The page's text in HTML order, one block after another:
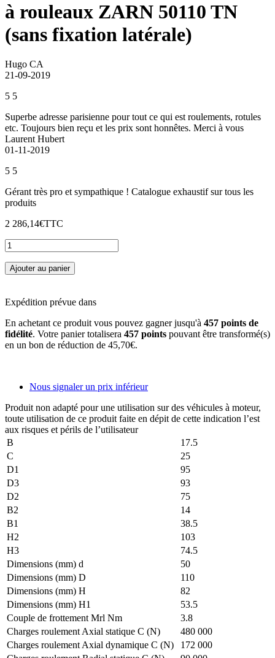
à rouleaux ZARN 50110 TN
(sans fixation latérale)
Hugo CA
21-09-2019
5 5
Superbe adresse parisienne pour tout ce qui est roulements, rotules
etc. Toujours bien reçu et les prix sont honnêtes. Merci à vous
Laurent Hubert
01-11-2019
5 5
Gérant très pro et sympathique ! Catalogue exhaustif sur tous les
produits
2 286,14€TTC
Ajouter au panier
Expédition prévue dans
En achetant ce produit vous pouvez gagner jusqu'à 457 points de
fidélité. Votre panier totalisera 457 points pouvant être transformé(s)
en un bon de réduction de 45,70€.
Nous signaler un prix inférieur
Produit non adapté pour une utilisation sur des véhicules à moteur,
toute utilisation de ce produit faite en dépit de cette indication l’est
aux risques et périls de l’utilisateur
B
17.5
C
25
D1
95
D3
93
D2
75
B2
14
B1
38.5
H2
103
H3
74.5
Dimensions (mm) d
50
Dimensions (mm) D
110
Dimensions (mm) H
82
Dimensions (mm) H1
53.5
Couple de frottement Mrl Nm
3.8
Charges roulement Axial statique C (N)
480 000
Charges roulement Axial dynamique C (N)
172 000